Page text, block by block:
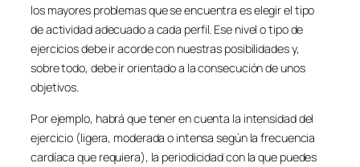
los mayores problemas que se encuentra es elegir el tipo
de actividad adecuado a cada perfil. Ese nivel o tipo de
ejercicios debe ir acorde con nuestras posibilidades y,
sobre todo, debe ir orientado a la consecución de unos
objetivos.
Por ejemplo, habrá que tener en cuenta la intensidad del
ejercicio (ligera, moderada o intensa según la frecuencia
cardíaca que requiera), la periodicidad con la que puedes